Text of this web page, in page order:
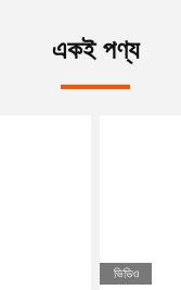
একই পণ্য
ভিডিও